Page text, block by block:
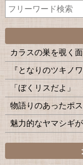
カラスの巣を覗く
『となりのツキノワ
「ぼくリスだよ」
物語りのあったポ
魅力的なヤマシギ